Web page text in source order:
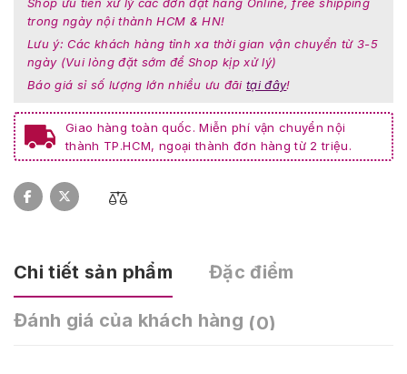
trong ngày nội thành HCM & HN!
Lưu ý: Các khách hàng tỉnh xa thời gian vận chuyển từ 3-5
ngày (Vui lòng đặt sớm để Shop kịp xử lý)
Báo giá sỉ số lượng lớn nhiều ưu đãi tại đây!
Giao hàng toàn quốc. Miễn phí vận chuyển nội
thành TP.HCM, ngoại thành đơn hàng từ 2 triệu.
Chi tiết sản phẩm Đặc điểm
Đánh giá của khách hàng (0)